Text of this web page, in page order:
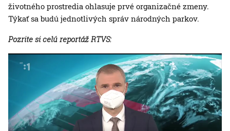
životného prostredia ohlasuje prvé organizačné zmeny.
Týkať sa budú jednotlivých správ národných parkov.
Pozrite si celú reportáž RTVS: